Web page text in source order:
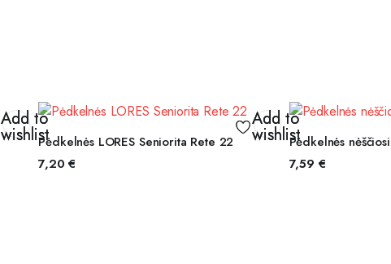
Add to
wishlist
Add to
wishlist
PASIRINKTI SAVYBES
Pėdkelnės LORES Seniorita Rete 22
7,20€
Pėdkelnės
7,59 €